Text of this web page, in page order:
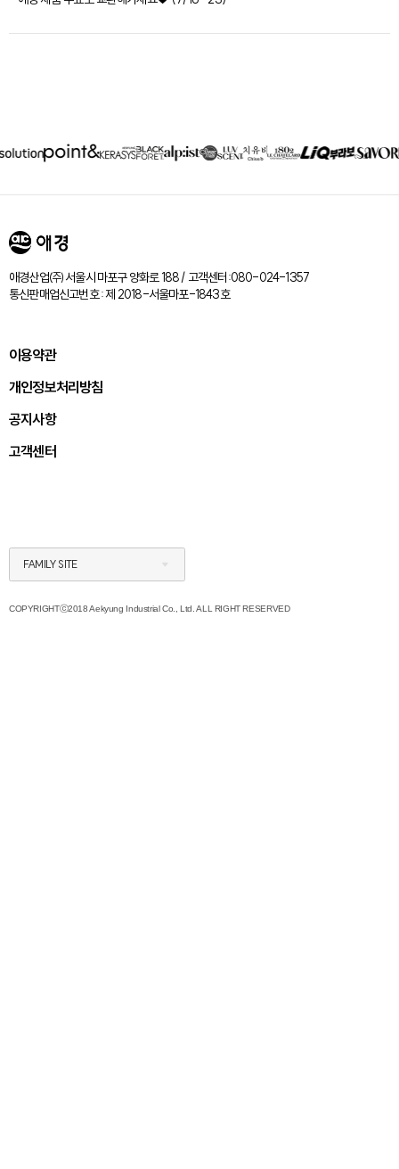
리스트
애경산업㈜ 서울시 마포구 양화로 188 / 고객센터:080-024-1357
통신판매업신고번호 : 제 2018-서울마포-1843호
이용약관
개인정보처리방침
공지사항
고객센터
FAMILY SITE
COPYRIGHTⓒ2018 Aekyung Industrial Co., Ltd. ALL RIGHT RESERVED